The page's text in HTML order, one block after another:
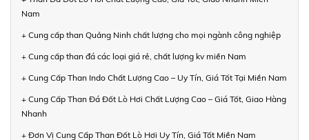
Nam
+ Cung cấp than Quảng Ninh chất lượng cho mọi ngành công nghiệp
+ Cung cấp than đá các loại giá rẻ, chất lượng kv miền Nam
+ Cung Cấp Than Indo Chất Lượng Cao – Uy Tín, Giá Tốt Tại Miền Nam
+ Cung Cấp Than Đá Đốt Lò Hơi Chất Lượng Cao – Giá Tốt, Giao Hàng
Nhanh
+ Đơn Vị Cung Cấp Than Đốt Lò Hơi Uy Tín, Giá Tốt Miền Nam